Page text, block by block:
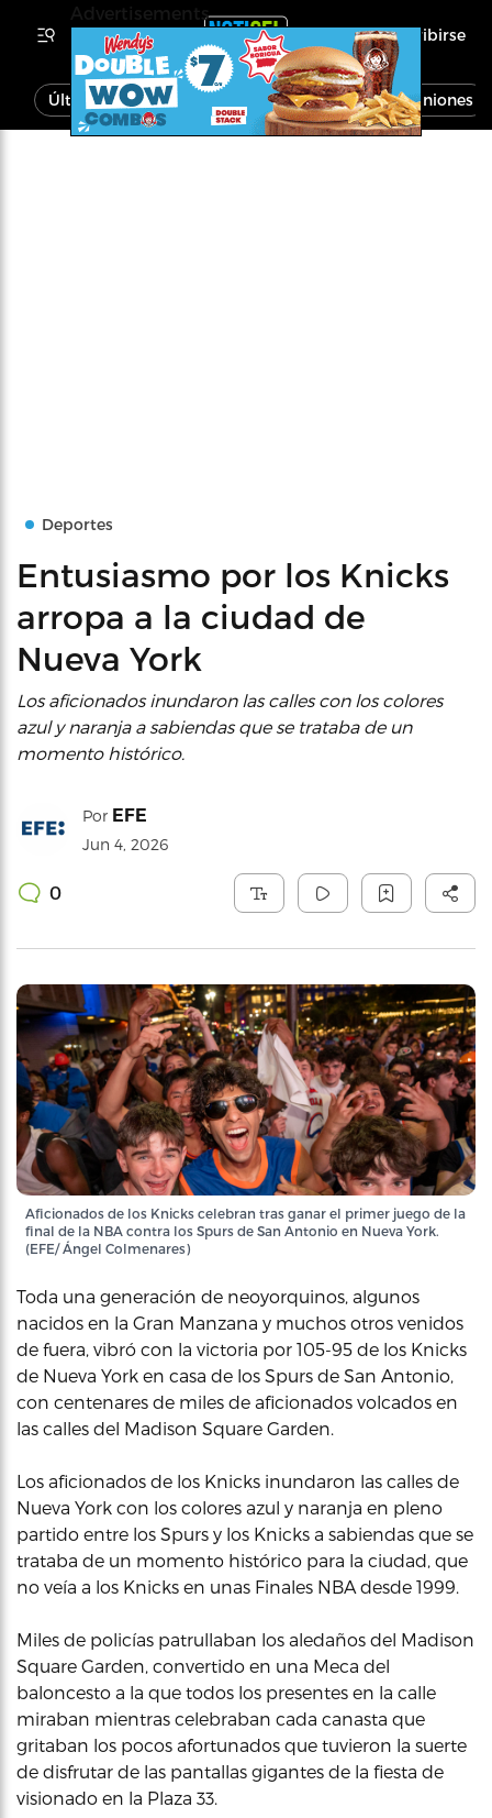
Inscribirse
Última Hora Noticias Economía Opiniones
Deportes
Entusiasmo por los Knicks
arropa a la ciudad de
Nueva York
Los aficionados inundaron las calles con los colores
azul y naranja a sabiendas que se trataba de un
momento histórico.
Por EFE
Jun 4, 2026
0
Aficionados de los Knicks celebran tras ganar el primer juego de la
final de la NBA contra los Spurs de San Antonio en Nueva York.
(EFE/ Ángel Colmenares)
Toda una generación de neoyorquinos, algunos
nacidos en la Gran Manzana y muchos otros venidos
de fuera, vibró con la victoria por 105-95 de los Knicks
de Nueva York en casa de los Spurs de San Antonio,
con centenares de miles de aficionados volcados en
las calles del Madison Square Garden.
Los aficionados de los Knicks inundaron las calles de
Nueva York con los colores azul y naranja en pleno
partido entre los Spurs y los Knicks a sabiendas que se
trataba de un momento histórico para la ciudad, que
no veía a los Knicks en unas Finales NBA desde 1999.
Miles de policías patrullaban los aledaños del Madison
Square Garden, convertido en una Meca del
baloncesto a la que todos los presentes en la calle
miraban mientras celebraban cada canasta que
gritaban los pocos afortunados que tuvieron la suerte
de disfrutar de las pantallas gigantes de la fiesta de
visionado en la Plaza 33.
Advertisements